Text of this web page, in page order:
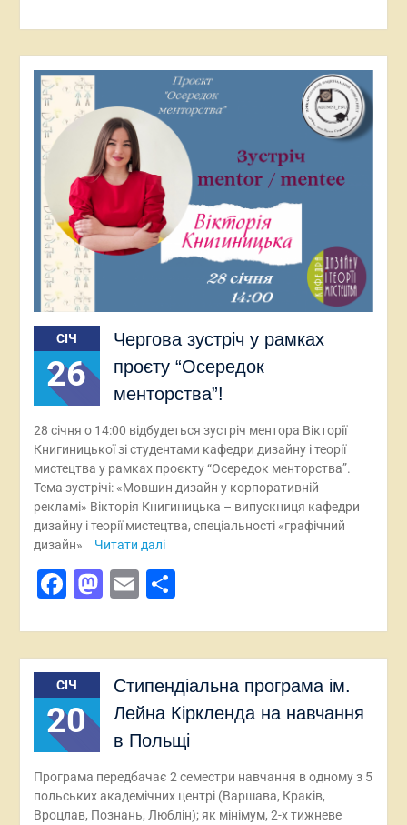
СІЧ
26
Чергова зустріч у рамках
проєту “Осередок
менторства”!
28 січня о 14:00 відбудеться зустріч ментора Вікторії
Книгиницької зі студентами кафедри дизайну і теорії
мистецтва у рамках проєкту “Осередок менторства”.
Тема зустрічі: «Мовшин дизайн у корпоративній
рекламі» Вікторія Книгиницька – випускниця кафедри
дизайну і теорії мистецтва, спеціальності «графічний
дизайн»
Читати далі
Facebook
Mastodon
EmailПоділитися
СІЧ
20
Стипендіальна програма ім.
Лейна Кіркленда на навчання
в Польщі
Програма передбачає 2 семестри навчання в одному з 5
польських академічних центрі (Варшава, Краків,
Вроцлав, Познань, Люблін); як мінімум, 2-х тижневе